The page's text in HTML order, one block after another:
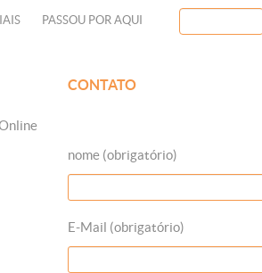
PASSOU POR AQUI
CONTATO
nome (obrigatório)
E-Mail (obrigatório)